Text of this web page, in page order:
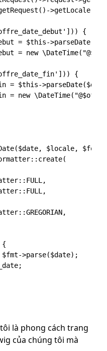
>getLocale();
{
= $this-
= new
{
= $this-
= new
$locale,
{
>parse($date);
là phong cách trang
của chúng tôi mà